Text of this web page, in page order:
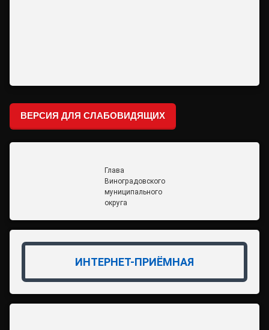
ВЕРСИЯ ДЛЯ СЛАБОВИДЯЩИХ
Глава
Виноградовского
муниципального
округа
ИНТЕРНЕТ-ПРИЁМНАЯ